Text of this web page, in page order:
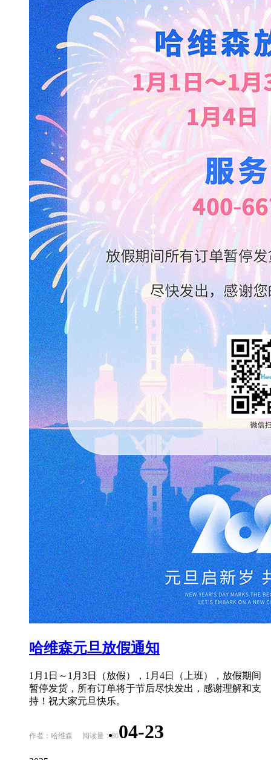
哈维森元旦放假通知
1月1日～1月3日（放假），1月4日（上班），放假期间
暂停发货，所有订单将于节后尽快发出，感谢理解和支
持！祝大家元旦快乐。
作者：哈维森 阅读量：8604-23